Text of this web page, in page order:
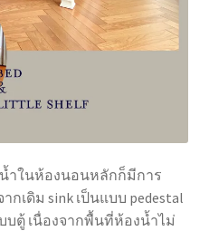
ำในห้องนอนหลักก็มีการ
กเดิม sink เป็นแบบ pedestal
บตู้ เนื่องจากพื้นที่ห้องน้ำไม่